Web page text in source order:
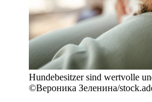
Hundebesitzer sind wertvolle
©Вероника Зеленина/